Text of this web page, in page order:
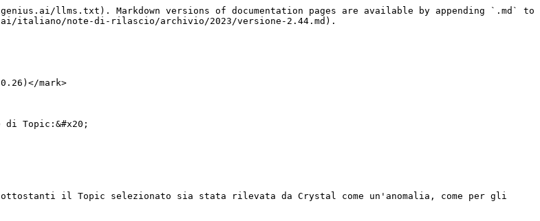
llms.txt). Markdown versions of documentation pages are available by appending `.md` to
italiano/note-di-rilascio/archivio/2023/versione-2.44.md).
mark>
Topic:&#x20;
il Topic selezionato sia stata rilevata da Crystal come un'anomalia, come per gli